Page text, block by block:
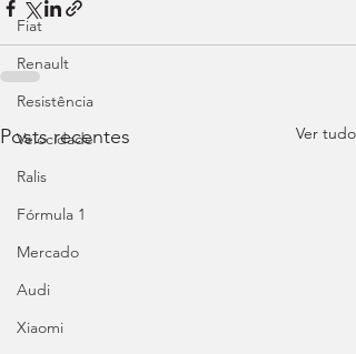
Fiat
Renault
Resistência
Velocidade
Ralis
Fórmula 1
Mercado
Audi
Xiaomi
Posts recentes Ver tudo